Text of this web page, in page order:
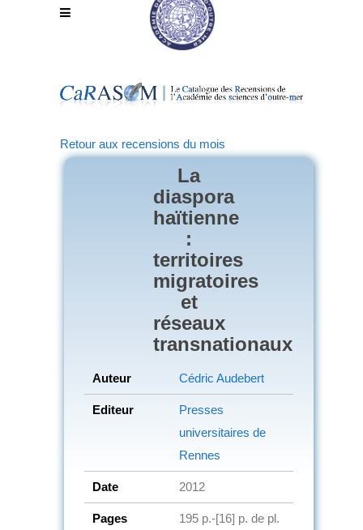
Retour aux recensions du mois
La
diaspora
haïtienne
:
territoires
migratoires
et
réseaux
transnationaux
Auteur Cédric Audebert
Editeur
Presses
universitaires de
Rennes
Date 2012
Pages 195 p.-[16] p. de pl.